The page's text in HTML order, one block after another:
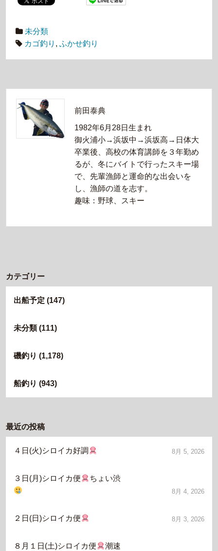
未分類
カゴ釣り , ふかせ釣り
前田泰典
1982年6月28日生まれ
御火浦小→浜坂中→浜坂高→日体大
卒業後、高校の体育講師を３年勤め
るが、冬にバイトで行ったスキー場
で、先輩漁師と運命的な出会いを
し、漁師の道を志す。
趣味：野球、スキー
カテゴリー
出船予定 (147)
未分類(111)
磯釣り (1,178)
船釣り (943)
最近の投稿
４日(火)シロイカ好調 8月 5, 2026
３日(月)シロイカ便 ちょい渋
8月 4, 2026
２日(日)シロイカ便 8月 3, 2026
８月１日(土)シロイカ便 潮速